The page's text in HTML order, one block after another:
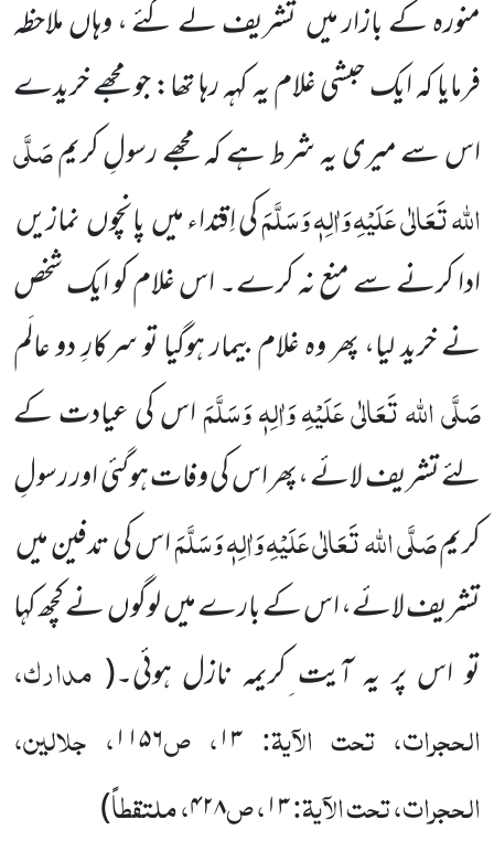
منورہ کے بازار میںتشریف لے گئے ، وہاں ملاحظہ
فرمایا کہ ایک حبشیغلام یہ کہہ رہا تھا:جو مجھے خریدے
اس سے میری یہ شرط ہے کہ مجھے رسولِ کریمصَلَّی
اللہ تَعَالٰی عَلَیْہِوَاٰلِہٖ وَسَلَّمَکی اِقتداء میںپانچوںنمازیں
ادا کرنے سے منع نہ کرے۔ اس غلام کو ایک شخص
نے خرید لیا، پھر وہ غلام بیمار ہوگیا تو سرکارِ دو عالَم
صَلَّی اللہتَعَالٰی عَلَیْہِوَاٰلِہٖ وَسَلَّمَاس کی عیادت کے
لئے تشریف لائے ،پھر اس کی وفات ہوگئی اور رسولِ
کریمصَلَّی اللہ تَعَالٰی عَلَیْہِوَاٰلِہٖوَسَلَّمَاس کی تدفین میں
تشریف لائے، اس کے بارے میںلوگوںنے کچھ کہا
تو اس پر یہ آیت ِکریمہ نازل ہوئی۔( مدارک،
الحجرات، تحت الآیۃ: ۱۳، ص۱۱۵۶، جلالین،
الحجرات، تحت الآیۃ:۱۳، ص۴۲۸، ملتقطاً)